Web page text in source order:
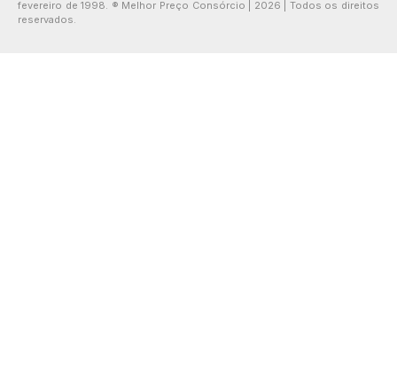
fevereiro de 1998. ® Melhor Preço Consórcio | 2026 | Todos os direitos
reservados.